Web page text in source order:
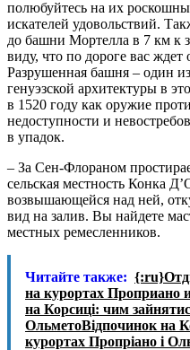
полюбуйтесь на их
искателей удовольствий.
до башни Мортелла в 7 км к
виду, что по дороге вас
Разрушенная башня – один
генуэзской архитектуры в
в 1520 году как оружие
недоступности и
в упадок.
– За Сен-Флораном
сельская местность Конка
возвышающейся над ней,
вид на залив. Вы найдете
местных ремесленников.
Читайте также:
на курортах Проприано
на Корсиці: чим
ОльметоВідпочинок на
курортах Пропріано і